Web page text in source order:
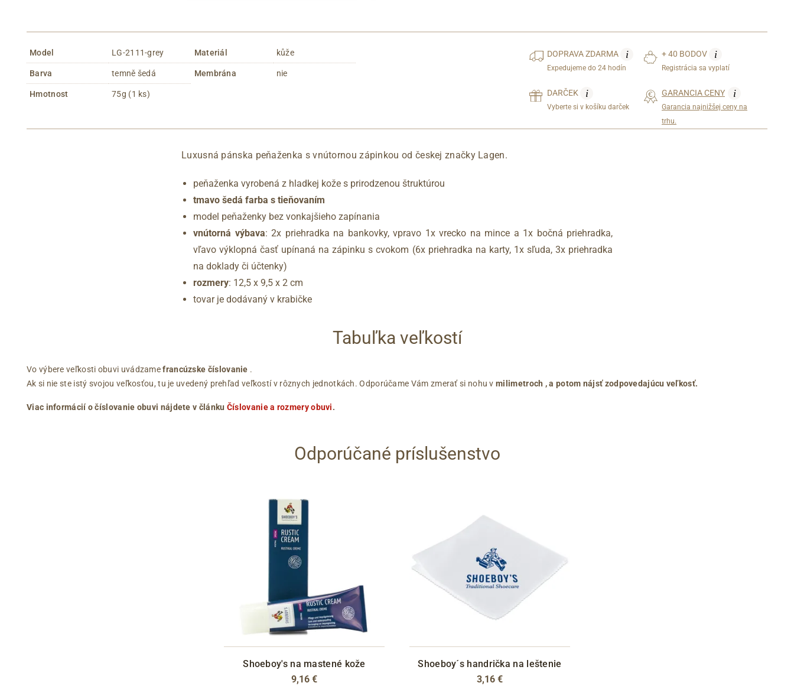
Model LG-2111-grey
Barva temně šedá
Hmotnost 75g (1 ks)
Materiál kůže
Membrána nie
DOPRAVAZDARMA i
Expedujeme do 24 hodín
+ 40 BODOV i
Registrácia sa vyplatí
DARČEK i
Vyberte si v košíku darček
GARANCIA CENY i
Garancia najnižšej ceny na
trhu.
Luxusná pánska peňaženka s vnútornou zápinkou od českej značky Lagen.
peňaženka vyrobená z hladkej kože s prirodzenou štruktúrou
tmavo šedá farba s tieňovaním
model peňaženky bez vonkajšieho zapínania
vnútorná výbava: 2x priehradka na bankovky, vpravo 1x vrecko na mince a 1x bočná priehradka,
vľavo výklopná časť upínaná na zápinku s cvokom (6x priehradka na karty, 1x sľuda, 3x priehradka
na doklady či účtenky)
rozmery: 12,5 x 9,5 x 2 cm
tovar je dodávaný v krabičke
Tabuľka veľkostí
Vo výbere veľkosti obuvi uvádzamefrancúzske číslovanie .
Ak si nie ste istý svojou veľkosťou, tu je uvedený prehľad veľkostí v rôznych jednotkách. Odporúčame Vám zmerať si nohu vmilimetroch , a potom nájsť zodpovedajúcu veľkosť.
Viac informácií o číslovanie obuvi nájdete v článku Číslovanie a rozmery obuvi.
Odporúčané príslušenstvo
Shoeboy's na mastené kože
9,16 €
Shoeboy´s handrička na leštenie
3,16 €